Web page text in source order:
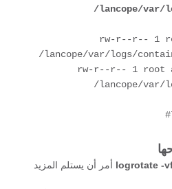
/lancope/var/
-rw-r--r-- 1
/lancope/var/logs/
-rw-r--r-- 1 root
/lancope/var/
logrotate - أمر أن يستلم المزيد